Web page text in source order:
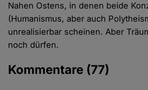
Nahen Ostens, in denen beide
(Humanismus, aber auch
unrealisierbar scheinen. Aber
noch dürfen.
Kommentare (77)